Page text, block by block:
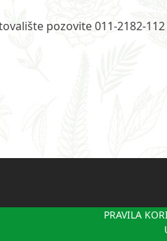
pozovite 011-2182-112
PRAVILA